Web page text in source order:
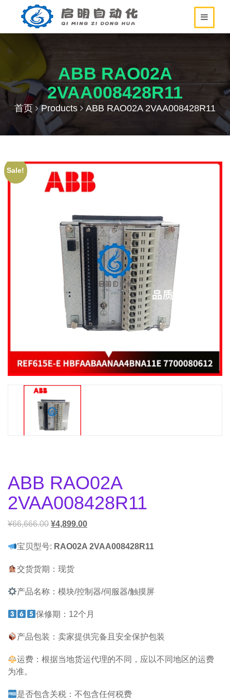
ABB RAO02A
2VAA008428R11
首页 Products ABB RAO02A 2VAA008428R11
Sale!
ABB RAO02A
2VAA008428R11
¥66,666.00 ¥4,899.00
宝贝型号: RAO02A 2VAA008428R11
交货货期：现货
产品名称：模块/控制器/伺服器/触摸屏
保修期：12个月
产品包装：卖家提供完备且安全保护包装
运费：根据当地货运代理的不同，应以不同地区的运费
为准。
是否包含关税：不包含任何税费